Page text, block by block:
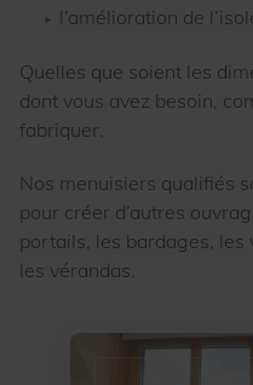
l’amélioration de
Quelles que soient les
dont vous avez besoin,
fabriquer.
Nos menuisiers qualifiés
pour créer d’autres
portails, les bardages,
les vérandas.